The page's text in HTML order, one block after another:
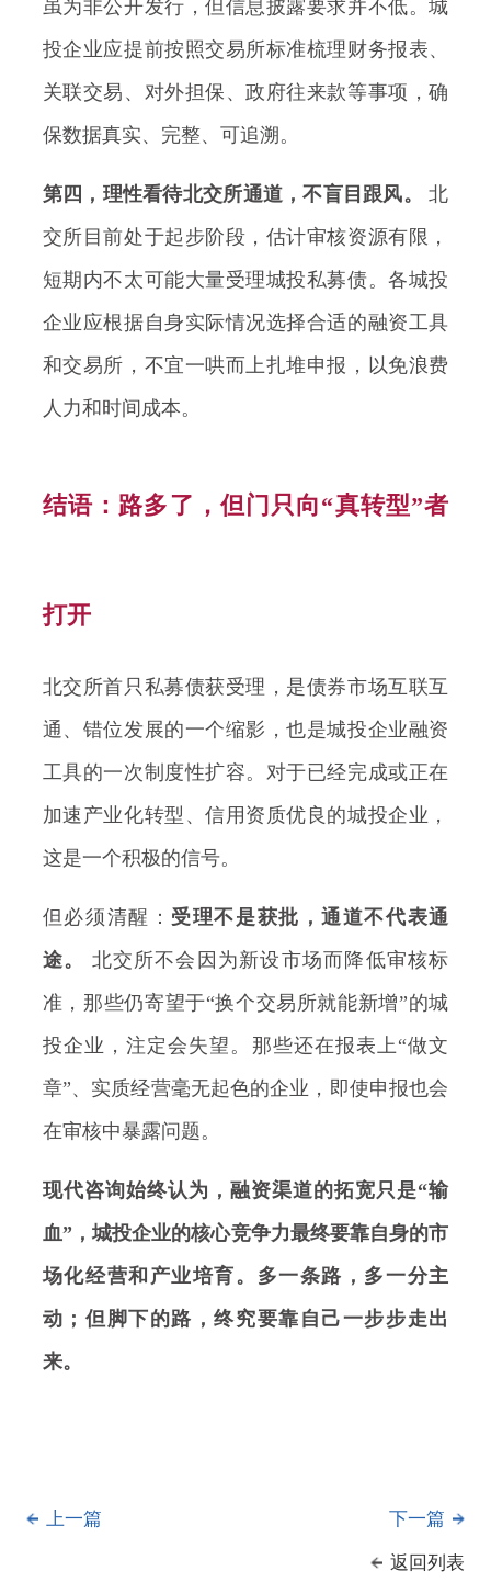
虽为非公开发行，但信息披露要求并不低。城
投企业应提前按照交易所标准梳理财务报表、
关联交易、对外担保、政府往来款等事项，确
保数据真实、完整、可追溯。
第四，理性看待北交所通道，不盲目跟风。
北
交所目前处于起步阶段，估计审核资源有限，
短期内不太可能大量受理城投私募债。各城投
企业应根据自身实际情况选择合适的融资工具
和交易所，不宜一哄而上扎堆申报，以免浪费
人力和时间成本。
结语：路多了，但门只向“真转型”者
打开
北交所首只私募债获受理，是债券市场互联互
通、错位发展的一个缩影，也是城投企业融资
工具的一次制度性扩容。对于已经完成或正在
加速产业化转型、信用资质优良的城投企业，
这是一个积极的信号。
但必须清醒： 受理不是获批，通道不代表通
途。
北交所不会因为新设市场而降低审核标
准，那些仍寄望于“换个交易所就能新增”的城
投企业，注定会失望。那些还在报表上“做文
章”、实质经营毫无起色的企业，即使申报也会
在审核中暴露问题。
现代咨询始终认为，融资渠道的拓宽只是“输
血”，城投企业的核心竞争力最终要靠自身的市
场化经营和产业培育。多一条路，多一分主
动；但脚下的路，终究要靠自己一步步走出
来。
上一篇 下一篇
返回列表